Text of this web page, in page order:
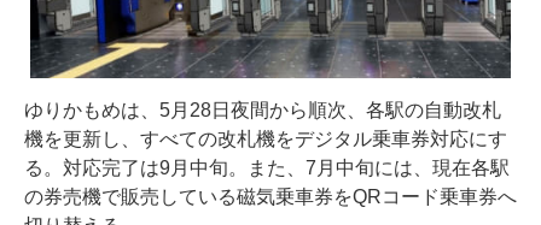
ゆりかもめは、5月28日夜間から順次、各駅の自動改札
機を更新し、すべての改札機をデジタル乗車券対応にす
る。対応完了は9月中旬。また、7月中旬には、現在各駅
の券売機で販売している磁気乗車券をQRコード乗車券へ